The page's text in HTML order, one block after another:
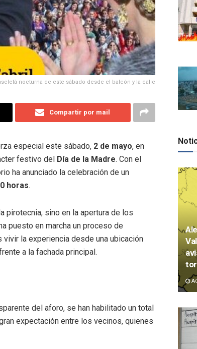
nocturna de este sábado desde el balcón y la calle
Compartir por mail
especial este sábado, 2 de mayo, en
festivo del Día de la Madre. Con el
ha anunciado la celebración de un
horas.
pirotecnia, sino en la apertura de los
puesto en marcha un proceso de
la experiencia desde una ubicación
a la fachada principal.
del aforo, se han habilitado un total
expectación entre los vecinos, quienes